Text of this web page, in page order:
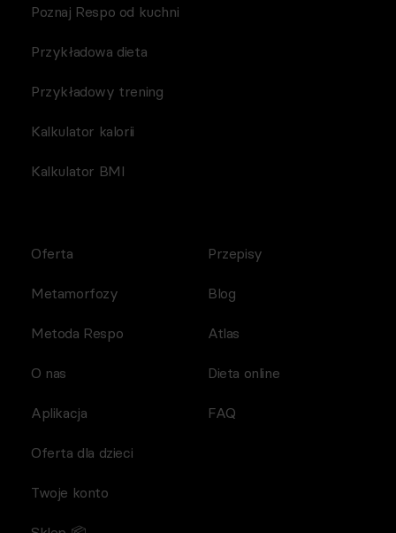
Poznaj Respo od kuchni
Przykładowa dieta
Przykładowy trening
Kalkulator kalorii
Kalkulator BMI
Oferta
Metamorfozy
Metoda Respo
O nas
Aplikacja
Przepisy
Blog
Atlas
Dieta online
FAQ
Oferta dla dzieci
Twoje konto